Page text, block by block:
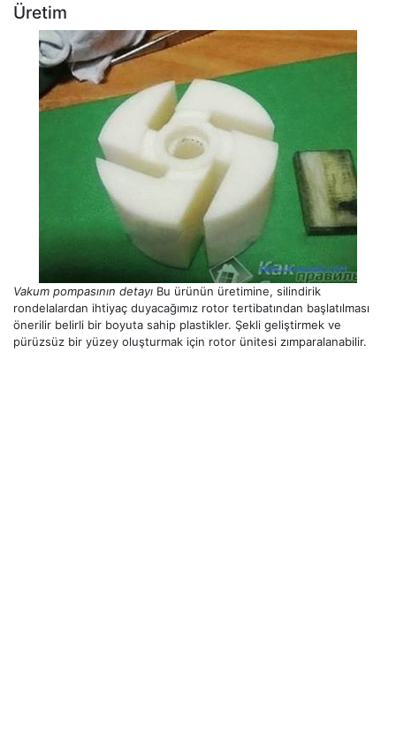
Üretim
Vakum pompasının detayı Bu ürünün üretimine, silindirik
rondelalardan ihtiyaç duyacağımız rotor tertibatından başlatılması
önerilir belirli bir boyuta sahip plastikler. Şekli geliştirmek ve
pürüzsüz bir yüzey oluşturmak için rotor ünitesi zımparalanabilir.